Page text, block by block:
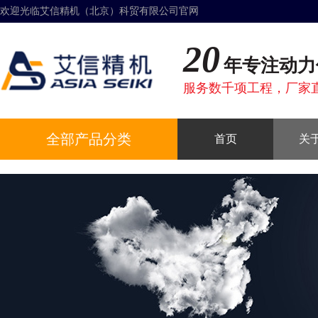
欢迎光临艾信精机（北京）科贸有限公司官网
20 年专注动
服务数千项工程，厂家
全部产品分类 首页 关